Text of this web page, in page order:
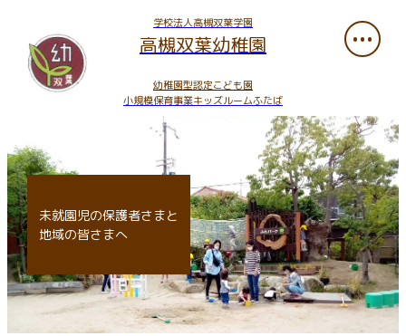
学校法人高槻双葉学園
高槻双葉幼稚園
幼稚園型認定こども園
小規模保育事業キッズルームふたば
未就園児の保護者さまと
地域の皆さまへ